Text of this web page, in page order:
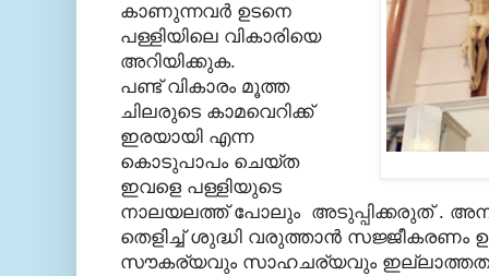
കാണുന്നവര്‍ ഉടനെ
പള്ളിയിലെ വികാരിയെ
അറിയിക്കുക.
പണ്ട് വികാരം മൂത്ത
ചിലരുടെ കാമവെറിക്ക്
ഇരയായി എന്ന
കൊടുപാപം ചെയ്ത
ഇവളെ പള്ളിയുടെ
നാലയലത്ത് പോലും അടുപ്പിക്കരുത് .
തെളിച്ച്‌ ശുദ്ധി വരുത്താന്‍ സജ്ജീകരണം
സൗകര്യവും സാഹചര്യവും